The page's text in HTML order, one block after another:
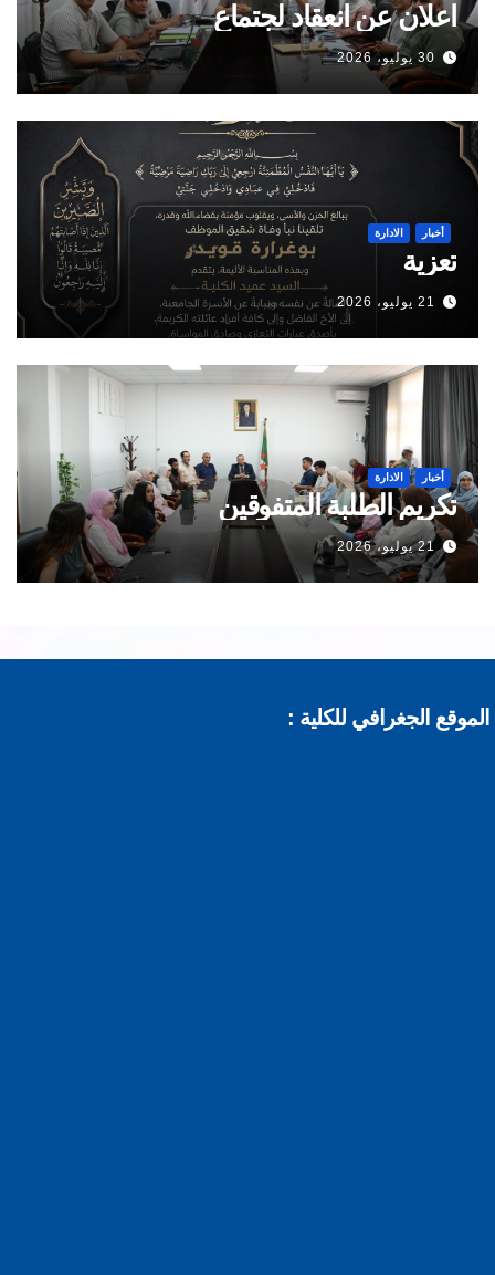
اعلان عن انعقاد لجتماع
30 يوليو، 2026
أخبار الادارة
تعزية
21 يوليو، 2026
أخبار الادارة
تكريم الطلبة المتفوقين
21 يوليو، 2026
الجغرافي للكلية :